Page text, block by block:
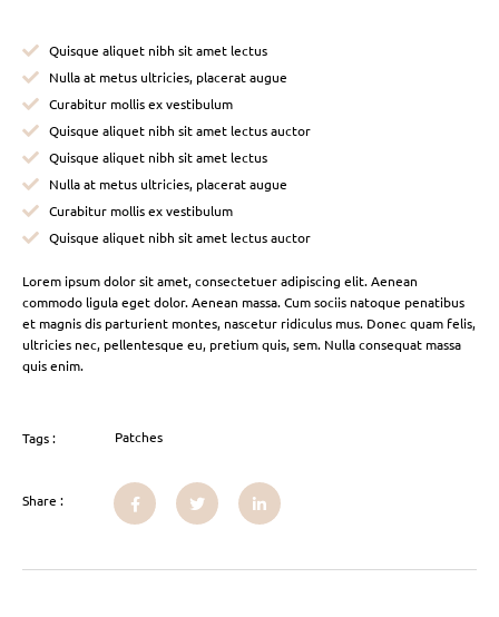
Quisque aliquet nibh sit amet lectus
Nulla at metus ultricies, placerat augue
Curabitur mollis ex vestibulum
Quisque aliquet nibh sit amet lectus auctor
Quisque aliquet nibh sit amet lectus
Nulla at metus ultricies, placerat augue
Curabitur mollis ex vestibulum
Quisque aliquet nibh sit amet lectus auctor
Lorem ipsum dolor sit amet, consectetuer adipiscing elit. Aenean
commodo ligula eget dolor. Aenean massa. Cum sociis natoque penatibus
et magnis dis parturient montes, nascetur ridiculus mus. Donec quam felis,
ultricies nec, pellentesque eu, pretium quis, sem. Nulla consequat massa
quis enim.
Tags : Patches
Share :